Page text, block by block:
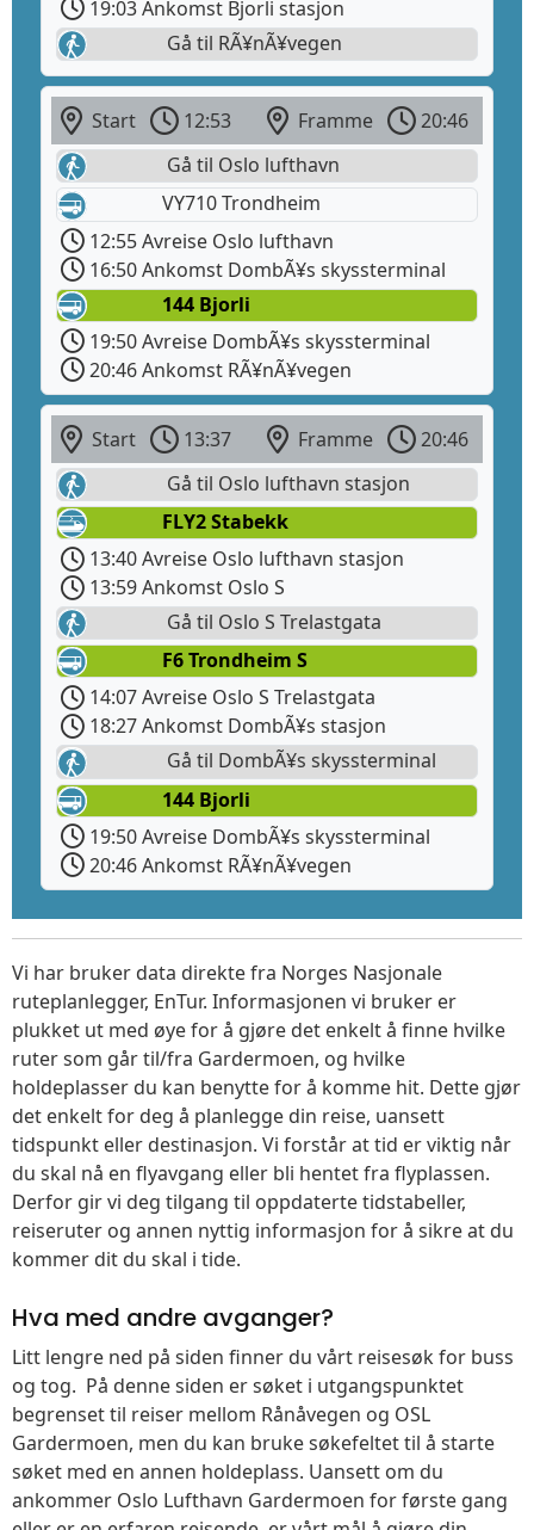
19:03 Ankomst Bjorli stasjon
Gå til RÃ¥nÃ¥vegen
Start 12:53 Framme
20:46
Gå til Oslo lufthavn
VY710 Trondheim
12:55 Avreise Oslo lufthavn
16:50 Ankomst DombÃ¥s skyssterminal
144 Bjorli
19:50 Avreise DombÃ¥s skyssterminal
20:46 Ankomst RÃ¥nÃ¥vegen
Start 13:37 Framme
20:46
Gå til Oslo lufthavn stasjon
FLY2 Stabekk
13:40 Avreise Oslo lufthavn stasjon
13:59 Ankomst Oslo S
Gå til Oslo S Trelastgata
F6 Trondheim S
14:07 Avreise Oslo S Trelastgata
18:27 Ankomst DombÃ¥s stasjon
Gå til DombÃ¥s skyssterminal
144 Bjorli
19:50 Avreise DombÃ¥s skyssterminal
20:46 Ankomst RÃ¥nÃ¥vegen
Vi har bruker data direkte fra Norges Nasjonale
ruteplanlegger, EnTur. Informasjonen vi bruker er
plukket ut med øye for å gjøre det enkelt å finne hvilke
ruter som går til/fra Gardermoen, og hvilke
holdeplasser du kan benytte for å komme hit. Dette gjør
det enkelt for deg å planlegge din reise, uansett
tidspunkt eller destinasjon. Vi forstår at tid er viktig når
du skal nå en flyavgang eller bli hentet fra flyplassen.
Derfor gir vi deg tilgang til oppdaterte tidstabeller,
reiseruter og annen nyttig informasjon for å sikre at du
kommer dit du skal i tide.
Hva med andre avganger?
Litt lengre ned på siden finner du vårt reisesøk for buss
og tog. På denne siden er søket i utgangspunktet
begrenset til reiser mellom Rånåvegen og OSL
Gardermoen, men du kan bruke søkefeltet til å starte
søket med en annen holdeplass. Uansett om du
ankommer Oslo Lufthavn Gardermoen for første gang